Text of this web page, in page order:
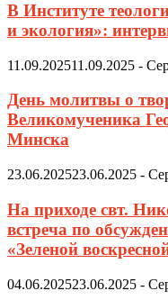
В Институте
и экология»:
11.09.202511.09.2025 -
День молитвы о
Великомученика
Минска
23.06.202523.06.2025 -
На приходе свт.
встреча по
«Зеленой
04.06.202523.06.2025 -